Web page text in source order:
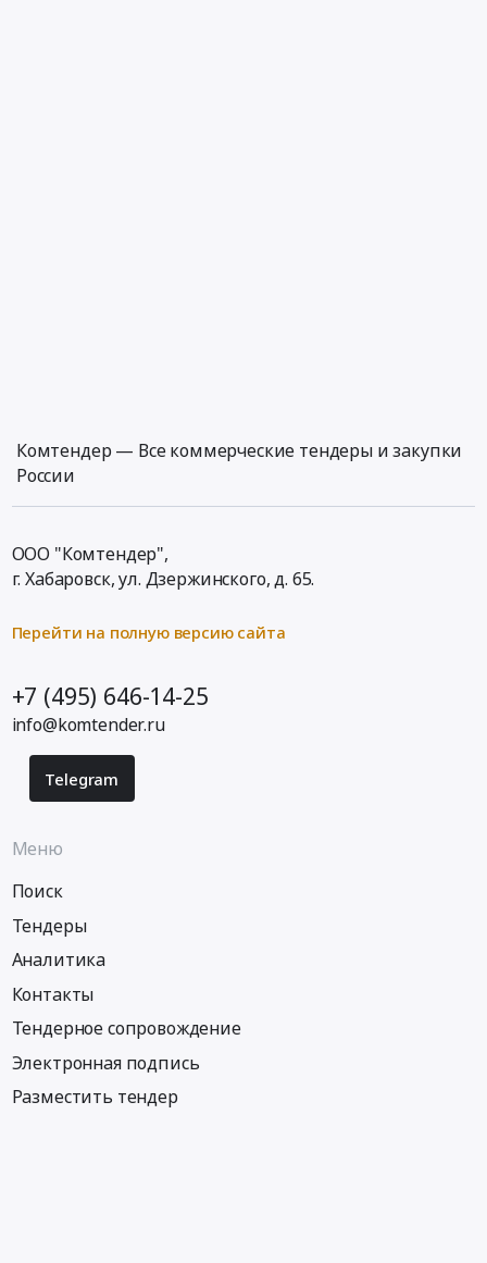
Комтендер — Все коммерческие тендеры и закупки
России
ООО "Комтендер",
г. Хабаровск,ул. Дзержинского, д. 65.
Перейти на полную версию сайта
+7 (495) 646-14-25
info@komtender.ru
Telegram
Меню
Поиск
Тендеры
Аналитика
Контакты
Тендерное сопровождение
Электронная подпись
Разместить тендер